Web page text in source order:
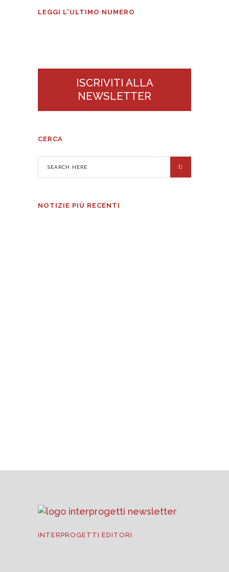
LEGGI L'ULTIMO NUMERO
Tecnologie Alimentari n°3
ISCRIVITI ALLA
NEWSLETTER
CERCA
NOTIZIE PIÙ RECENTI
INTERPROGETTI EDITORI